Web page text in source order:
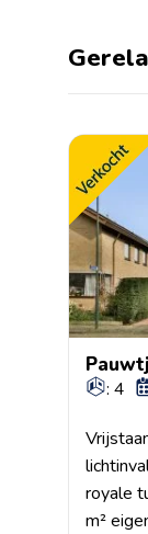
: 4
royale
m²